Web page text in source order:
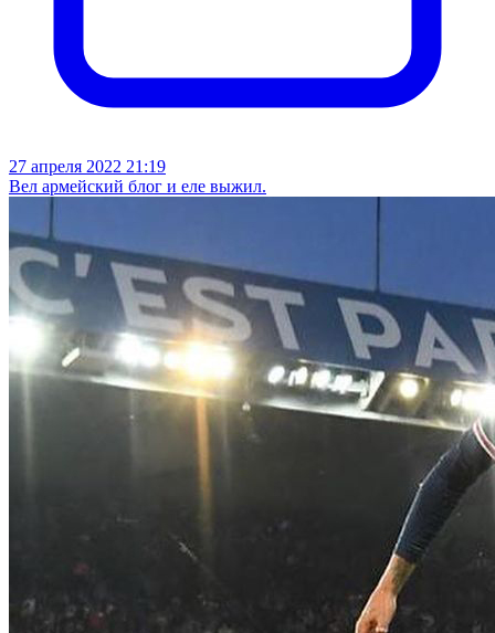
27 апреля 2022 21:19
Вел армейский блог и еле выжил.